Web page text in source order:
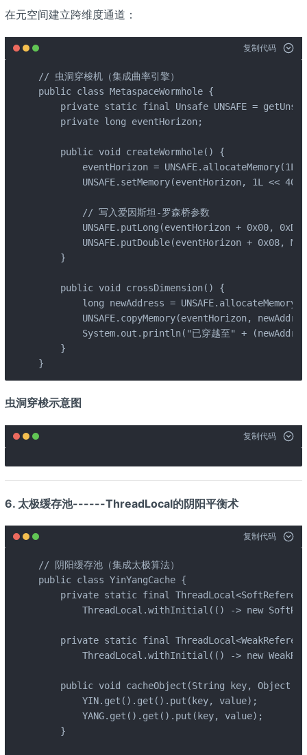
在元空间建立跨维度通道：
复制代码
// 虫洞穿梭机（集成曲率引擎）
public class MetaspaceWormhole {
private static final Unsafe UNSAFE =
    private long eventHorizon;
    public void createWormhole() {
eventHorizon = UNSAFE.allocateMemory(1L
UNSAFE.setMemory(eventHorizon, 1L << 40,
        // 写入爱因斯坦-罗森桥参数
UNSAFE.putLong(eventHorizon + 0x00,
UNSAFE.putDouble(eventHorizon + 0x08,
    }
    public void crossDimension() {
long newAddress =
UNSAFE.copyMemory(eventHorizon,
System.out.println("已穿越至" +
    }
}
虫洞穿梭示意图
复制代码
6. 太极缓存池------ThreadLocal的阴阳平衡术
复制代码
// 阴阳缓存池（集成太极算法）
public class YinYangCache {
private static final
ThreadLocal.withInitial(() -> new
private static final
ThreadLocal.withInitial(() -> new
public void cacheObject(String key, Object
        YIN.get().get().put(key, value);
        YANG.get().get().put(key, value);
    }